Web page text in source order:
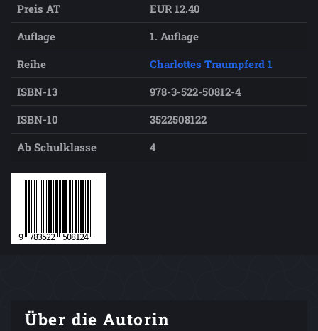
Preis AT
EUR 12.40
Auflage
1. Auflage
Reihe
Charlottes Traumpferd 1
ISBN-13
978-3-522-50812-4
ISBN-10
3522508122
Ab Schulklasse
4
Über die Autorin